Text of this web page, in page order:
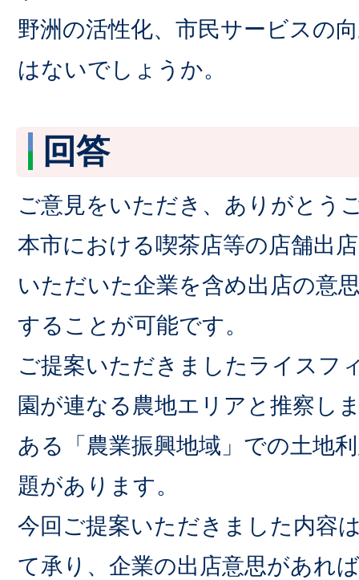
野洲の活性化、市民サービスの
はないでしょうか。
回答
ご意見をいただき、ありがとう
本市における喫茶店等の店舗出
いただいた企業を含め出店の意
することが可能です。
ご提案いただきましたライスフ
園が連なる農地エリアと推察し
ある「農業振興地域」での土地
題があります。
今回ご提案いただきました内容
て承り、企業の出店意思があれ